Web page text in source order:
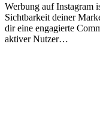
Werbung auf Instagram
Sichtbarkeit deiner
dir eine engagierte
aktiver Nutzer…